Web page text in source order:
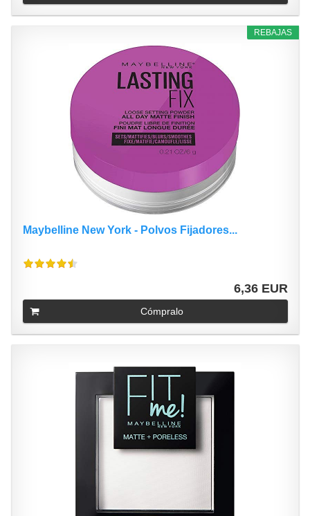
REBAJAS
Maybelline New York - Polvos Fijadores...
6,36 EUR
Cómpralo